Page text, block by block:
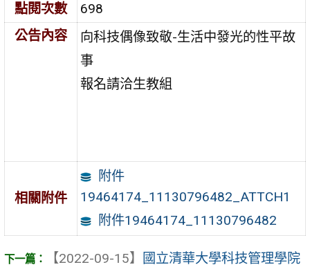
點閱次數
698
公告內容
向科技偶像致敬-生活中發光的性平故
事
報名請洽生教組
相關附件
附件
19464174_11130796482_ATTCH1
附件19464174_11130796482
【2022-09-15】
國立清華大學科技管理學院